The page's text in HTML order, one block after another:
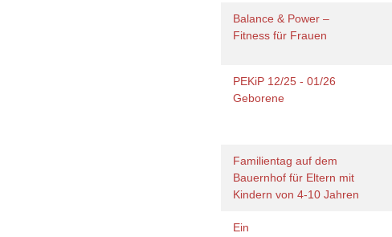
Balance & Power –
Fitness für Frauen
PEKiP 12/25 - 01/26
Geborene
Familientag auf dem
Bauernhof für Eltern mit
Kindern von 4-10 Jahren
Ein